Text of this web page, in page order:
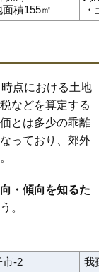
面積155㎡ ・
点における土地
などを算定する
とは多少の乖離
っており、郊外
・傾向を知るた
。
市-2 我
柴崎台新々田
戸白山東我孫子
布佐駅